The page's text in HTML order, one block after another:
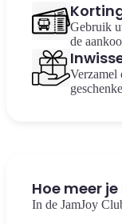
Gebruik
de
Verzamel
Hoe meer
In de JamJoy